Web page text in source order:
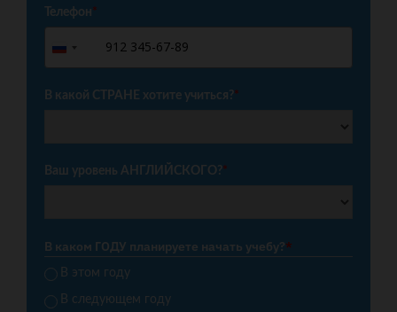
Телефон*
Russia
+7
В какой СТРАНЕ хотите учиться?*
Ваш уровень АНГЛИЙСКОГО?*
В каком ГОДУ планируете начать учебу?*
В этом году
В следующем году